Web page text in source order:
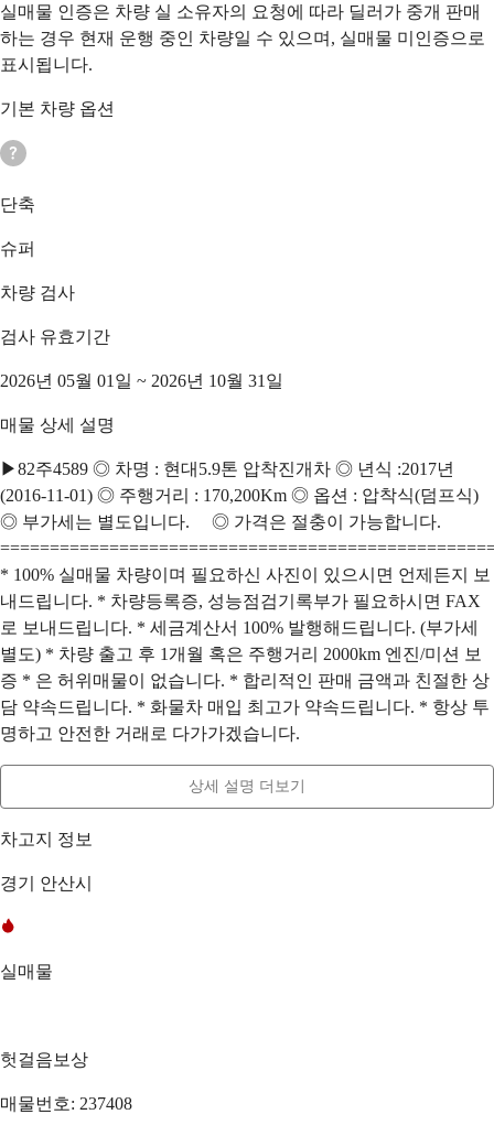
실매물 인증은 차량 실 소유자의 요청에 따라 딜러가 중개 판매
하는 경우 현재 운행 중인 차량일 수 있으며, 실매물 미인증으로
표시됩니다.
기본 차량 옵션
단축
슈퍼
차량 검사
검사 유효기간
2026년 05월 01일 ~ 2026년 10월 31일
매물 상세 설명
▶82주4589 ◎ 차명 : 현대5.9톤 압착진개차 ◎ 년식 :2017년
(2016-11-01) ◎ 주행거리 : 170,200Km ◎ 옵션 : 압착식(덤프식)
◎ 부가세는 별도입니다. ◎ 가격은 절충이 가능합니다.
* 100% 실매물 차량이며 필요하신 사진이 있으시면 언제든지 보
내드립니다. * 차량등록증, 성능점검기록부가 필요하시면 FAX
로 보내드립니다. * 세금계산서 100% 발행해드립니다. (부가세
별도) * 차량 출고 후 1개월 혹은 주행거리 2000km 엔진/미션 보
증 * 은 허위매물이 없습니다. * 합리적인 판매 금액과 친절한 상
담 약속드립니다. * 화물차 매입 최고가 약속드립니다. * 항상 투
명하고 안전한 거래로 다가가겠습니다.
상세 설명 더보기
차고지 정보
경기 안산시
실매물
헛걸음보상
매물번호: 237408